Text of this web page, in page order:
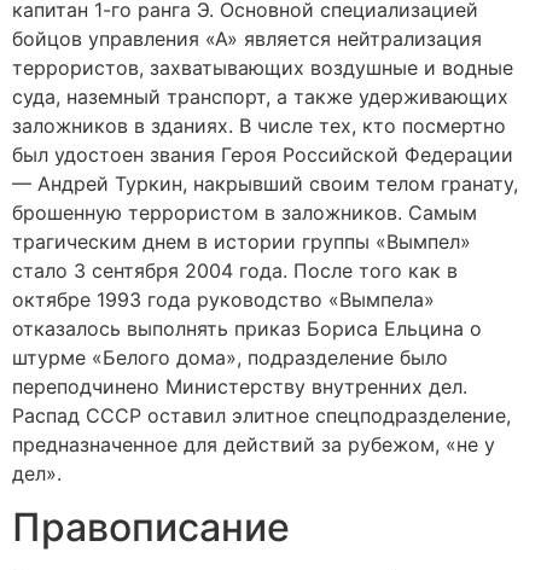
капитан 1-го ранга Э. Основной специализацией
бойцов управления «А» является нейтрализация
террористов, захватывающих воздушные и водные
суда, наземный транспорт, а также удерживающих
заложников в зданиях. В числе тех, кто посмертно
был удостоен звания Героя Российской Федерации
— Андрей Туркин, накрывший своим телом гранату,
брошенную террористом в заложников. Самым
трагическим днем в истории группы «Вымпел»
стало 3 сентября 2004 года. После того как в
октябре 1993 года руководство «Вымпела»
отказалось выполнять приказ Бориса Ельцина о
штурме «Белого дома», подразделение было
переподчинено Министерству внутренних дел.
Распад СССР оставил элитное спецподразделение,
предназначенное для действий за рубежом, «не у
дел».
Правописание